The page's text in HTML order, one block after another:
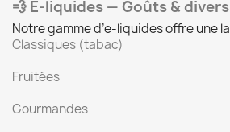
💨 E-liquides — Goûts &
Notre gamme d’e-liquides offre une
Classiques (tabac)
Fruitées
Gourmandes